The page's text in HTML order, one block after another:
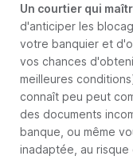
Un courtier qui
d'anticiper les
votre banquier et
vos chances
meilleures
connaît peu peut
des documents
banque, ou même
inadaptée, au